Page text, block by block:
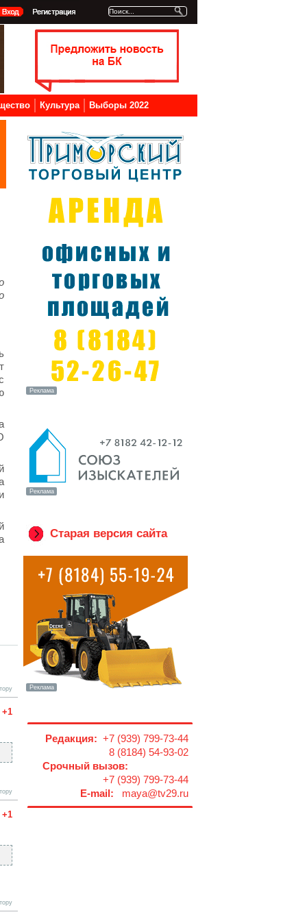
Культура Выборы 2022
+1
+1
Старая версия сайта
Редакция: +7 (939) 799-73-44
8 (8184) 54-93-02
Срочный вызов:
+7 (939) 799-73-44
E-mail: maya@tv29.ru